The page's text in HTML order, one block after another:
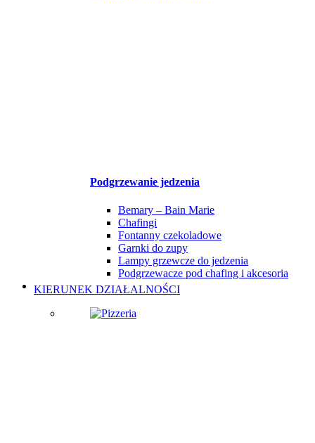
Podgrzewanie jedzenia
Bemary – Bain Marie
Chafingi
Fontanny czekoladowe
Garnki do zupy
Lampy grzewcze do jedzenia
Podgrzewacze pod chafing i akcesoria
KIERUNEK DZIAŁALNOŚCI